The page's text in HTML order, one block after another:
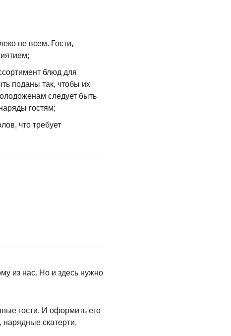
не всем. Гости,
блюд для
поданы так, чтобы их
следует быть
гостям;
что требует
из нас. Но и здесь нужно
гости. И оформить его
скатерти.